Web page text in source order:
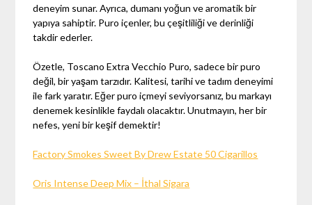
deneyim sunar. Ayrıca, dumanı yoğun ve aromatik bir
yapıya sahiptir. Puro içenler, bu çeşitliliği ve derinliği
takdir ederler.
Özetle, Toscano Extra Vecchio Puro, sadece bir puro
değil, bir yaşam tarzıdır. Kalitesi, tarihi ve tadım deneyimi
ile fark yaratır. Eğer puro içmeyi seviyorsanız, bu markayı
denemek kesinlikle faydalı olacaktır. Unutmayın, her bir
nefes, yeni bir keşif demektir!
Factory Smokes Sweet By Drew Estate 50 Cigarillos
Oris Intense Deep Mix – İthal Sigara